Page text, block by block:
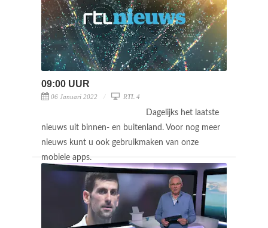
09:00 UUR
06 Januari 2022 RTL 4
Dagelijks het laatste
nieuws uit binnen- en buitenland. Voor nog meer
nieuws kunt u ook gebruikmaken van onze
mobiele apps.